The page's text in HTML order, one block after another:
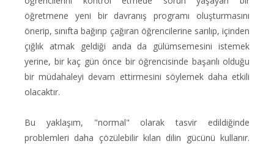
öğretmene yeni bir davranış programı oluşturmasını
önerip, sınıfta bağırıp çağıran öğrencilerine sarılıp, içinden
çığlık atmak geldiği anda da gülümsemesini istemek
yerine, bir kaç gün önce bir öğrencisinde başarılı olduğu
bir müdahaleyi devam ettirmesini söylemek daha etkili
olacaktır.
Bu yaklaşım, "normal" olarak tasvir edildiğinde
problemleri daha çözülebilir kılan dilin gücünü kullanır.